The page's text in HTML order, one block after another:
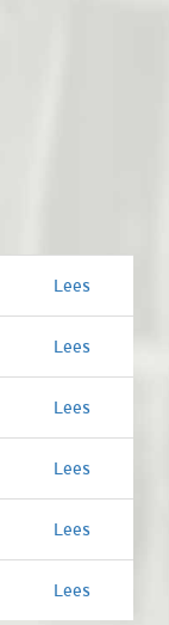
Lees
Lees
Lees
Lees
Lees
Lees